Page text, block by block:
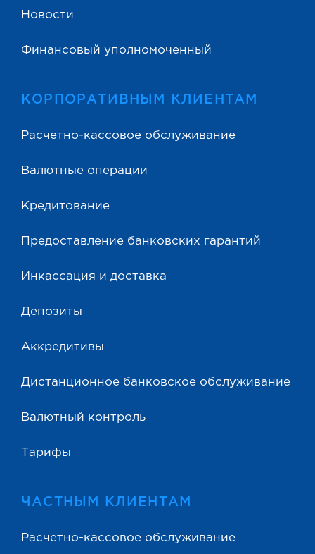
Новости
Финансовый уполномоченный
КОРПОРАТИВНЫМ КЛИЕНТАМ
Расчетно-кассовое обслуживание
Валютные операции
Кредитование
Предоставление банковских гарантий
Инкассация и доставка
Депозиты
Аккредитивы
Дистанционное банковское обслуживание
Валютный контроль
Тарифы
ЧАСТНЫМ КЛИЕНТАМ
Расчетно-кассовое обслуживание